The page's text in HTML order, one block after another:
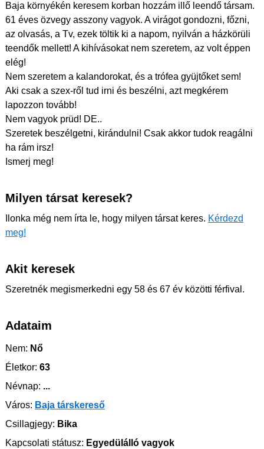
Baja környékén keresem korban hozzám illő leendő társam.
61 éves özvegy asszony vagyok. A virágot gondozni, főzni,
az olvasás, a Tv, ezek töltik ki a napom, nyilván a házkörüli
teendők mellett! A kihívásokat nem szeretem, az volt éppen
elég!
Nem szeretem a kalandorokat, és a trófea gyüjtőket sem!
Aki csak a szex-ről tud irni és beszélni, azt megkérem
lapozzon tovább!
Nem vagyok prüd! DE..
Szeretek beszélgetni, kirándulni! Csak akkor tudok reagálni
ha rám irsz!
Ismerj meg!
Milyen társat keresek?
Ilonka még nem írta le, hogy milyen társat keres. Kérdezd
meg!
Akit keresek
Szeretnék megismerkedni egy 58 és 67 év közötti férfival.
Adataim
Nem: Nő
Életkor: 63
Névnap: ...
Város: Baja társkereső
Csillagjegy: Bika
Kapcsolati státusz: Egyedülálló vagyok